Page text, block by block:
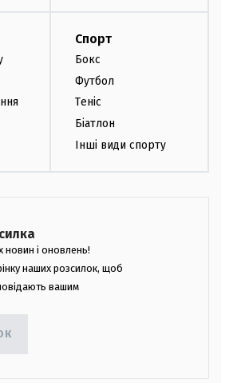
Спорт
Бокс
Футбол
Теніс
Біатлон
Інші види спорту
новин і оновлень!
наших розсилок, щоб
вашим